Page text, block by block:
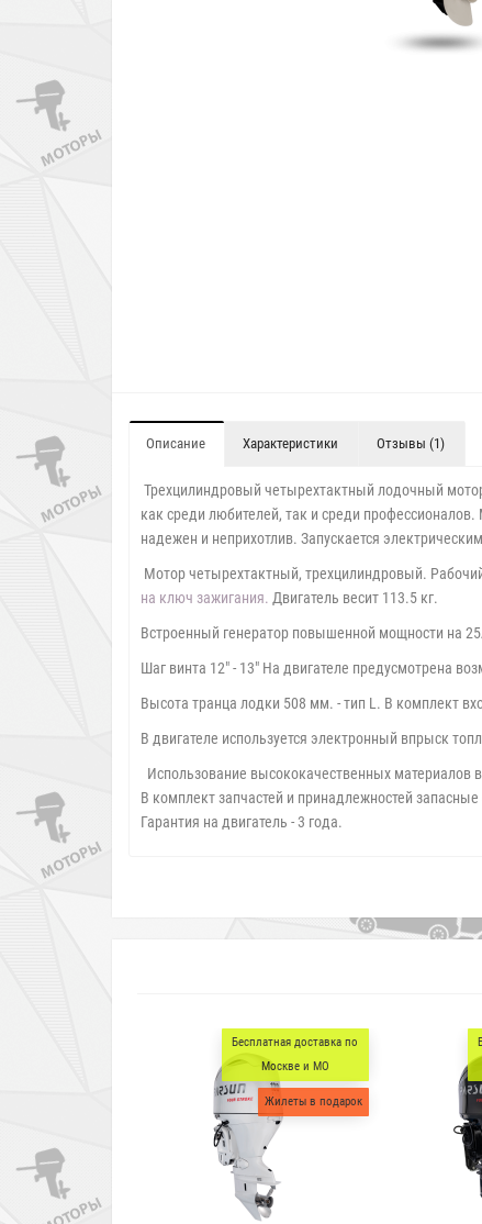
Описание Характеристики Отзывы (1)
Трехцилиндровый четырехтактный лодочный мотор
как среди любителей, так и среди
надежен и неприхотлив. Запускается
Мотор четырехтактный, трехцилиндровый.
на ключ зажигания. Двигатель весит 113.5 кг.
Встроенный генератор повышенной мощности на
Шаг винта 12" - 13" На двигателе предусмотрена
Высота транца лодки 508 мм. - тип L. В комплект
В двигателе используется электронный впрыск
Использование высококачественных материалов в
В комплект запчастей и принадлежностей
Гарантия на двигатель - 3 года.
Бесплатная доставка по
Москве и МО
Жилеты в подарок